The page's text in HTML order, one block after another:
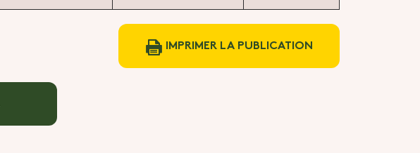
IMPRIMER LA PUBLICATION